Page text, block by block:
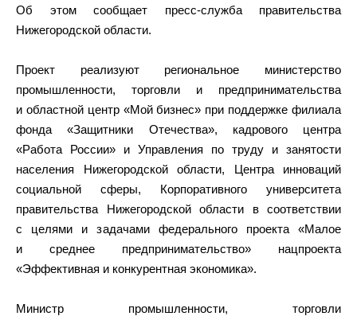
Об этом сообщает пресс-служба правительства
Нижегородской области.
Проект реализуют региональное министерство
промышленности, торговли и предпринимательства
и областной центр «Мой бизнес» при поддержке филиала
фонда «Защитники Отечества», кадрового центра
«Работа России» и Управления по труду и занятости
населения Нижегородской области, Центра инноваций
социальной сферы, Корпоративного университета
правительства Нижегородской области в соответствии
с целями и задачами федерального проекта «Малое
и среднее предпринимательство» нацпроекта
«Эффективная и конкурентная экономика».
Министр промышленности, торговли